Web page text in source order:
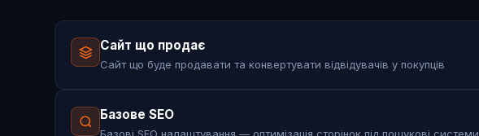
Сайт що продає
Сайт що буде продавати та конвертувати відвідувачів у покупців
Базове SEO